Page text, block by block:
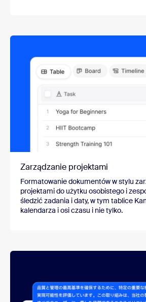
Zarządzanie projektami
Formatowanie dokumentów w stylu
projektami do użytku osobistego i
śledzić zadania i daty, w tym tablice
kalendarza i osi czasu i nie tylko.